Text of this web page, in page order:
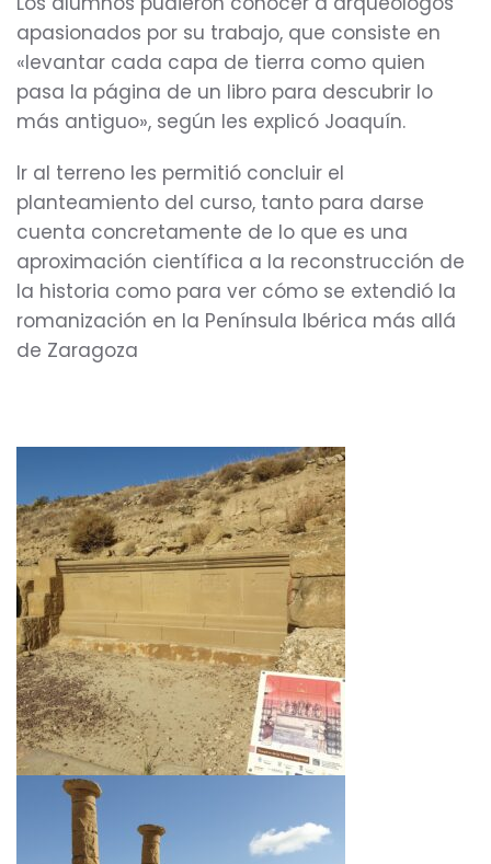
apasionados por su trabajo, que consiste en
«levantar cada capa de tierra como quien
pasa la página de un libro para descubrir lo
más antiguo», según les explicó Joaquín.
Ir al terreno les permitió concluir el
planteamiento del curso, tanto para darse
cuenta concretamente de lo que es una
aproximación científica a la reconstrucción de
la historia como para ver cómo se extendió la
romanización en la Península Ibérica más allá
de Zaragoza